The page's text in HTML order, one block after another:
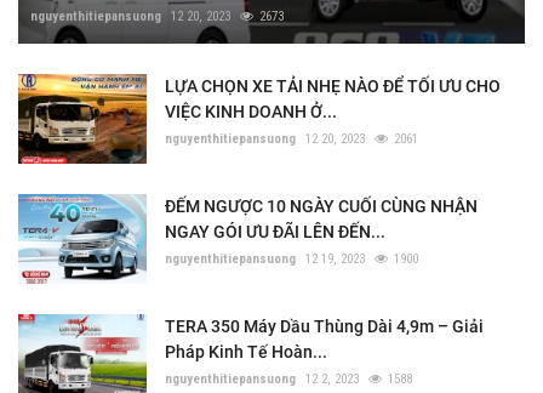
nguyenthitiepansuong 12 20, 2023 2673
LỰA CHỌN XE TẢI NHẸ NÀO ĐỂ TỐI ƯU CHO
VIỆC KINH DOANH Ở...
nguyenthitiepansuong 12 20, 2023 2061
ĐẾM NGƯỢC 10 NGÀY CUỐI CÙNG NHẬN
NGAY GÓI ƯU ĐÃI LÊN ĐẾN...
nguyenthitiepansuong 12 19, 2023 1900
TERA 350 Máy Dầu Thùng Dài 4,9m – Giải
Pháp Kinh Tế Hoàn...
nguyenthitiepansuong 12 2, 2023 1588